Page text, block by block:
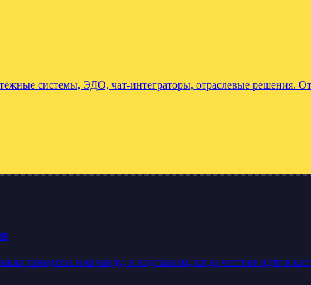
системы, ЭДО, чат-интеграторы, отраслевые решения.
процессы и команду, и подскажем, когда честнее идти в